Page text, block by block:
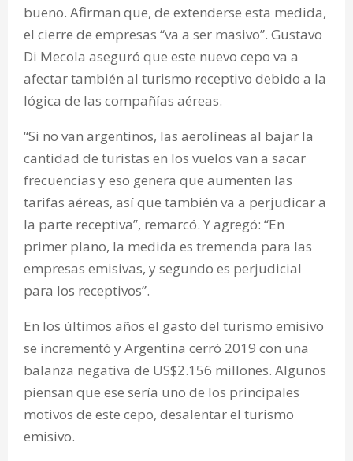
bueno. Afirman que, de extenderse esta medida,
el cierre de empresas “va a ser masivo”. Gustavo
Di Mecola aseguró que este nuevo cepo va a
afectar también al turismo receptivo debido a la
lógica de las compañías aéreas.
“Si no van argentinos, las aerolíneas al bajar la
cantidad de turistas en los vuelos van a sacar
frecuencias y eso genera que aumenten las
tarifas aéreas, así que también va a perjudicar a
la parte receptiva”, remarcó. Y agregó: “En
primer plano, la medida es tremenda para las
empresas emisivas, y segundo es perjudicial
para los receptivos”.
En los últimos años el gasto del turismo emisivo
se incrementó y Argentina cerró 2019 con una
balanza negativa de US$2.156 millones. Algunos
piensan que ese sería uno de los principales
motivos de este cepo, desalentar el turismo
emisivo.